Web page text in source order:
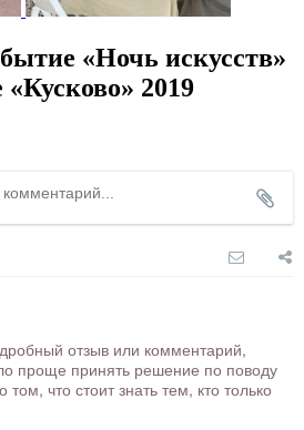
«Ночь искусств»
«Кусково» 2019
отзыв или комментарий,
проще принять решение по поводу
что стоит знать тем, кто только